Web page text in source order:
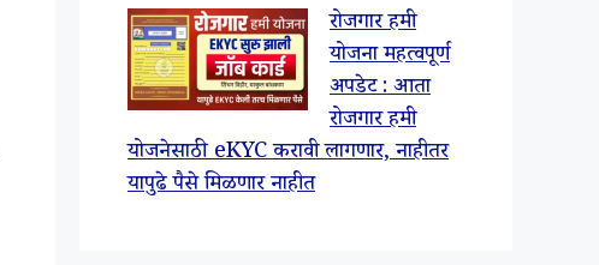
रोजगार हमी
योजना महत्वपूर्ण
अपडेट : आता
रोजगार हमी
योजनेसाठी eKYC करावी लागणार, नाहीतर
यापुढे पैसे मिळणार नाहीत